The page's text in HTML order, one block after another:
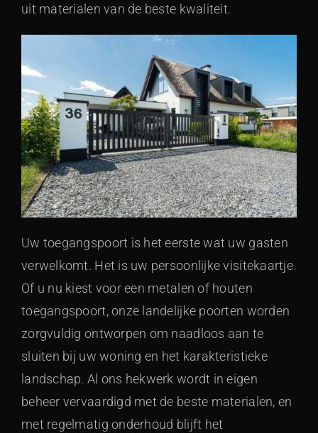
uit materialen van de beste kwaliteit.
Uw toegangspoort is het eerste wat uw gasten
verwelkomt. Het is uw persoonlijke visitekaartje.
Of u nu kiest voor een metalen of houten
toegangspoort, onze landelijke poorten worden
zorgvuldig ontworpen om naadloos aan te
sluiten bij uw woning en het karakteristieke
landschap. Al ons hekwerk wordt in eigen
beheer vervaardigd met de beste materialen, en
met regelmatig onderhoud blijft het